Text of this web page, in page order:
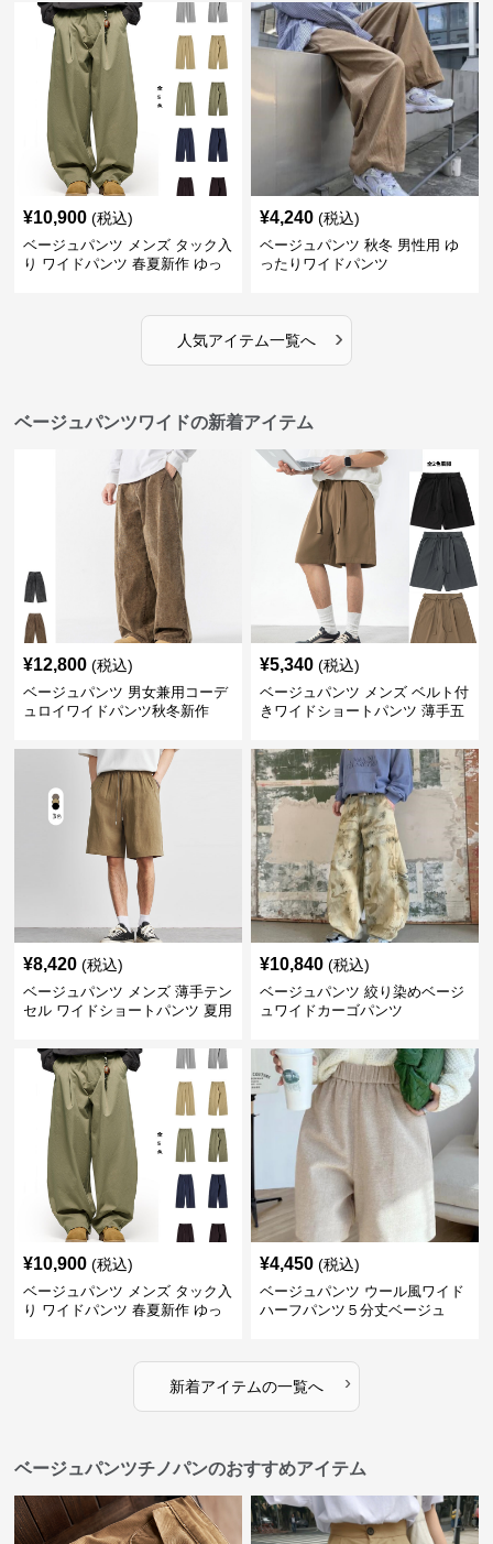
¥10,900 (税込)
ベージュパンツ メンズ タック入
り ワイドパンツ 春夏新作 ゆっ
¥4,240 (税込)
ベージュパンツ 秋冬 男性用 ゆ
ったりワイドパンツ
人気アイテム一覧へ ›
ベージュパンツワイドの新着アイテム
¥12,800 (税込)
ベージュパンツ 男女兼用コーデ
ュロイワイドパンツ秋冬新作
¥5,340 (税込)
ベージュパンツ メンズ ベルト付
きワイドショートパンツ 薄手五
¥8,420 (税込)
ベージュパンツ メンズ 薄手テン
セル ワイドショートパンツ 夏用
¥10,840 (税込)
ベージュパンツ 絞り染めベージ
ュワイドカーゴパンツ
¥10,900 (税込)
ベージュパンツ メンズ タック入
り ワイドパンツ 春夏新作 ゆっ
¥4,450 (税込)
ベージュパンツ ウール風ワイド
ハーフパンツ５分丈ベージュ
新着アイテムの一覧へ ›
ベージュパンツチノパンのおすすめアイテム